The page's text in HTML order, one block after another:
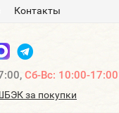
Контакты
Сб-Вс: 10:00-17:00
за покупки